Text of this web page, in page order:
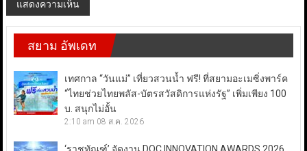
สยาม อัพเดท
เทศกาล “วันแม่” เที่ยวสวนน้ำ ฟรี! ที่สยามอะเมซิ่งพาร์ค
“ไทยช่วยไทยพลัส-บัตรสวัสดิการแห่งรัฐ” เพิ่มเพียง 100
บ. สนุกไม่อั้น
2:10 am 08 ส.ค. 2026